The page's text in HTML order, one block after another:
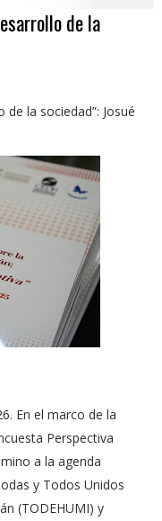
de la
la sociedad”: Josué
En el marco de la
Perspectiva
a la agenda
y Todos Unidos
(TODEHUMI) y